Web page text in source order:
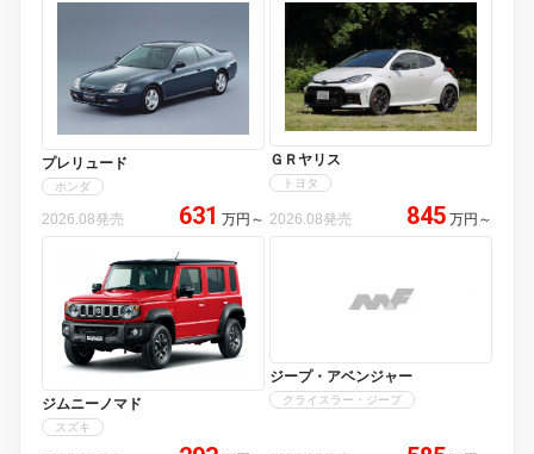
プレリュード
ホンダ
2026.08発売 631 万円 ～
ＧＲヤリス
トヨタ
2026.08発売 845 万円 ～
ジムニーノマド
スズキ
ジープ・アベンジャー
クライスラー・ジープ